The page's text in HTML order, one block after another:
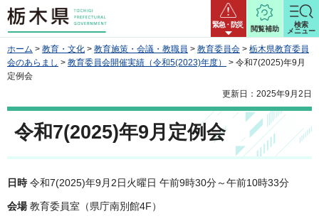
栃木県 緊急・防災
閲覧補助
検索
メニュー
ホーム > 教育・文化 > 教育施策・会議・教職員 > 教育委員会 > 栃木県教育委員
会のあらまし > 教育委員会開催実績（令和5(2023)年度）
> 令和7(2025)年9月
定例会
更新日：2025年9月2日
令和7(2025)年9月定例会
日時令和7(2025)年9月2日火曜日 午前9時30分～午前10時33分
会場教育委員室（県庁南別館4F）